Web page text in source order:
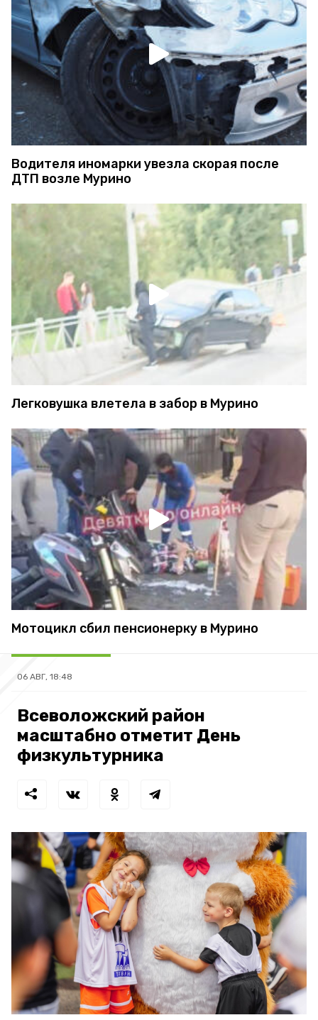
Водителя иномарки увезла скорая после
ДТП возле Мурино
Легковушка влетела в забор в Мурино
Мотоцикл сбил пенсионерку в Мурино
06 АВГ, 18:48
Всеволожский район
масштабно отметит День
физкультурника